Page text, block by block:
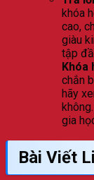
khóa
cao,
giàu
tập
Khóa
chắn
hãy
gia
Bài Viết